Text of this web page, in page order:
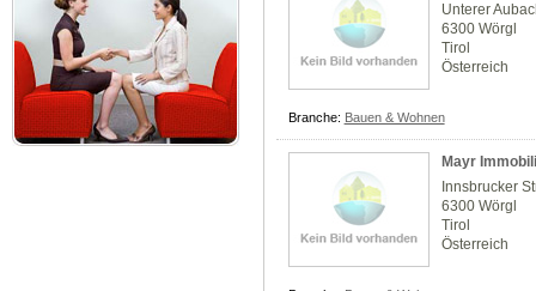
Unterer
6300 Wörgl
Tirol
Österreich
Branche: Bauen & Wohnen
Mayr
Innsbrucker
6300 Wörgl
Tirol
Österreich